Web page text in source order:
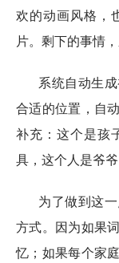
欢的动画风格，
片。剩下的事情，
系统自动生
合适的位置，自
补充：这个是孩
具，这个人是爷爷
为了做到这
方式。因为如果
忆；如果每个家